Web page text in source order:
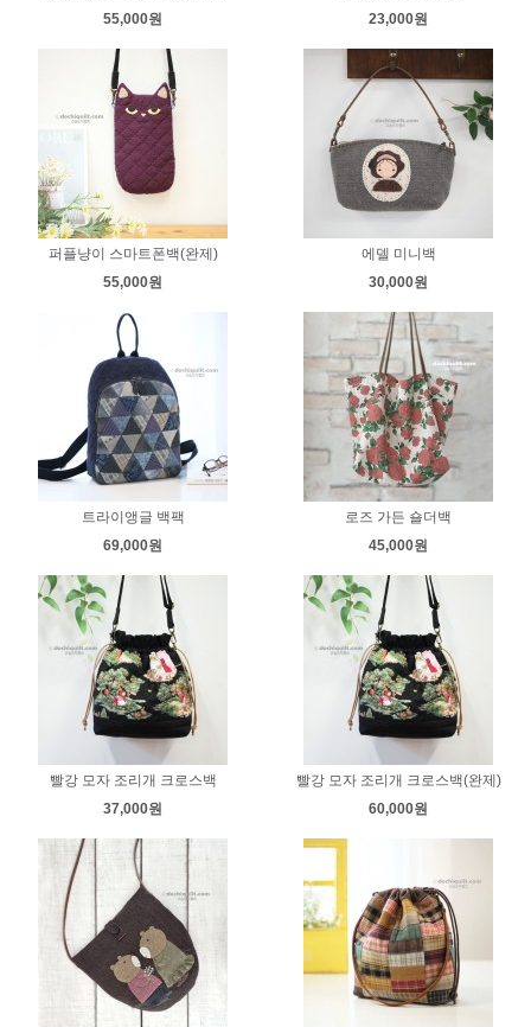
55,000원
23,000원
퍼플냥이 스마트폰백(완제)
55,000원
에델 미니백
30,000원
트라이앵글 백팩
69,000원
로즈 가든 숄더백
45,000원
빨강 모자 조리개 크로스백
37,000원
빨강 모자 조리개 크로스백(완제)
60,000원